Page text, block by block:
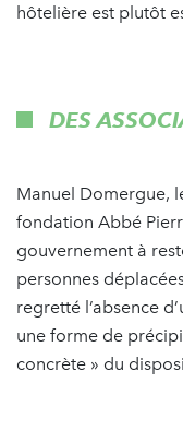
hôtelière est plutôt
DES
Manuel Domergue,
fondation Abbé
gouvernement à
personnes
regretté l’absence
une forme de
concrète » du